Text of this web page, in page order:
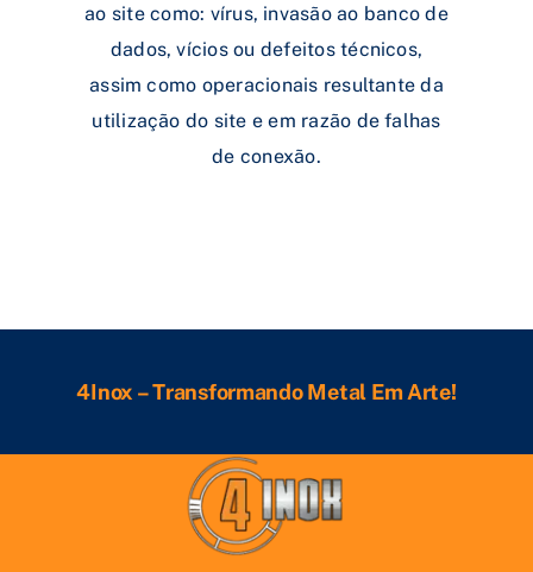
ao site como: vírus, invasão ao banco de
dados, vícios ou defeitos técnicos,
assim como operacionais resultante da
utilização do site e em razão de falhas
de conexão.
4Inox – Transformando Metal Em Arte!